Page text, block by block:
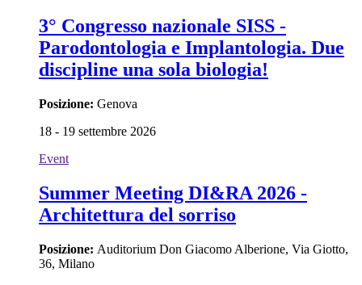
3° Congresso nazionale SISS -
Parodontologia e Implantologia. Due
discipline una sola biologia!
Posizione: Genova
18 - 19 settembre 2026
Event
Summer Meeting DI&RA 2026 -
Architettura del sorriso
Posizione: Auditorium Don Giacomo Alberione, Via Giotto,
36, Milano